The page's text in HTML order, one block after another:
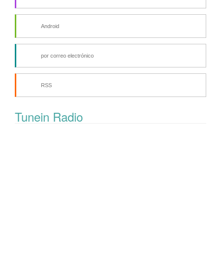
Android
por correo electrónico
RSS
Tunein Radio